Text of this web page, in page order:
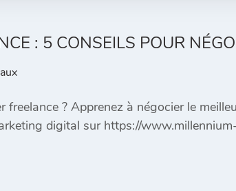
: 5 CONSEILS POUR
? Apprenez à négocier le
digital sur https://